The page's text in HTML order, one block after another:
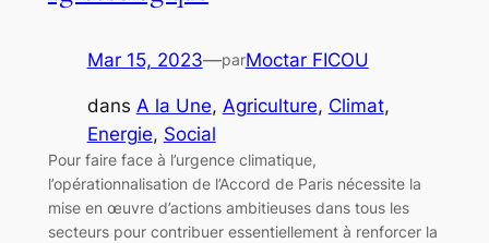
Mar 15, 2023—parMoctar FICOU
dans A la Une, Agriculture, Climat
Energie, Social
Pour faire face à l’urgence climatique,
l’opérationnalisation de l’Accord de Paris nécessite la
mise en œuvre d’actions ambitieuses dans tous les
secteurs pour contribuer essentiellement à renforcer la